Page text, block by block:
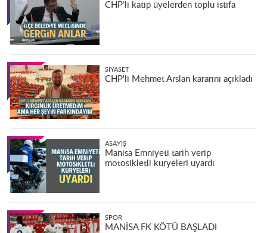
CHP’li katip üyelerden toplu istifa
SIYASET
CHP'li Mehmet Arslan kararını açıkladı
ASAYIŞ
Manisa Emniyeti tarih verip
motosikletli kuryeleri uyardı
SPOR
MANİSA FK KÖTÜ BAŞLADI